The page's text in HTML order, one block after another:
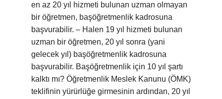
en az 20 yıl hizmeti bulunan uzman olmayan
bir öğretmen, başöğretmenlik kadrosuna
başvurabilir. – Halen 19 yıl hizmeti bulunan
uzman bir öğretmen, 20 yıl sonra (yani
gelecek yıl) başöğretmenlik kadrosuna
başvurabilir. Başöğretmenlik için 10 yıl şartı
kalktı mı? Öğretmenlik Meslek Kanunu (ÖMK)
teklifinin yürürlüğe girmesinin ardından, 20 yıl